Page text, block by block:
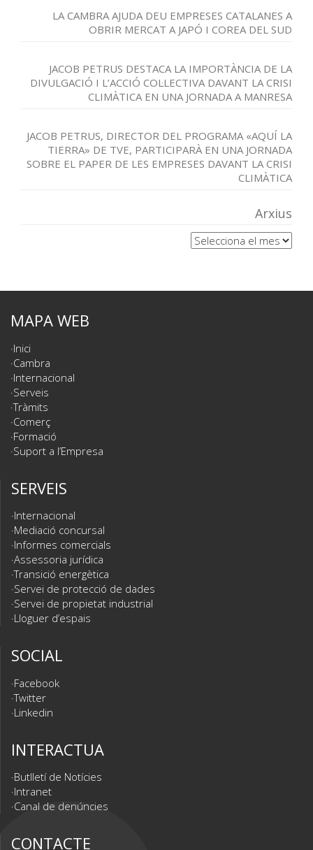
LA CAMBRA AJUDA DEU EMPRESES CATALANES A
OBRIR MERCAT A JAPÓ I COREA DEL SUD
JACOB PETRUS DESTACA LA IMPORTÀNCIA DE LA
DIVULGACIÓ I L’ACCIÓ COL·LECTIVA DAVANT LA CRISI
CLIMÀTICA EN UNA JORNADA A MANRESA
JACOB PETRUS, DIRECTOR DEL PROGRAMA «AQUÍ LA
TIERRA» DE TVE, PARTICIPARÀ EN UNA JORNADA
SOBRE EL PAPER DE LES EMPRESES DAVANT LA CRISI
CLIMÀTICA
Arxius
Arxius
MAPA WEB
Inici
Cambra
Internacional
Serveis
Tràmits
Comerç
Formació
Suport a l’Empresa
SERVEIS
Internacional
Mediació concursal
Informes comercials
Assessoria jurídica
Transició energètica
Servei de protecció de dades
Servei de propietat industrial
Lloguer d’espais
SOCIAL
Facebook
Twitter
Linkedin
INTERACTUA
Butlletí de Notícies
Intranet
Canal de denúncies
CONTACTE